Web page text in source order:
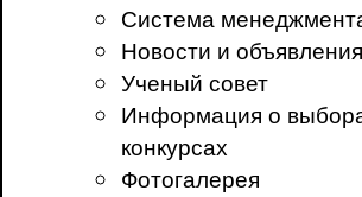
Система
Новости и объявления
Ученый совет
Информация о
конкурсах
Фотогалерея